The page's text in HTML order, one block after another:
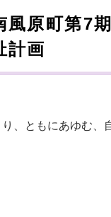
原町第7
計画
、ともにあゆむ、